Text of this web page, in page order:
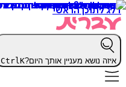
דלג לתוכן הראשי
איזה נושא מעניין אותך היום? CtrlK